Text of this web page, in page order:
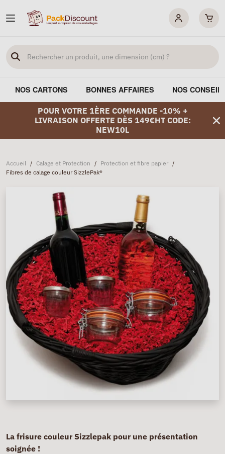
NOS CARTONS BONNES AFFAIRES NOS
POUR VOTRE 1ÈRE COMMANDE -10% +
LIVRAISON OFFERTE DÈS 149€HT CODE:
NEW10L
Accueil / Calage et Protection / Protection et fibre papier /
Fibres de calage couleur SizzlePak®
La frisure couleur Sizzlepak pour une présentation
soignée !